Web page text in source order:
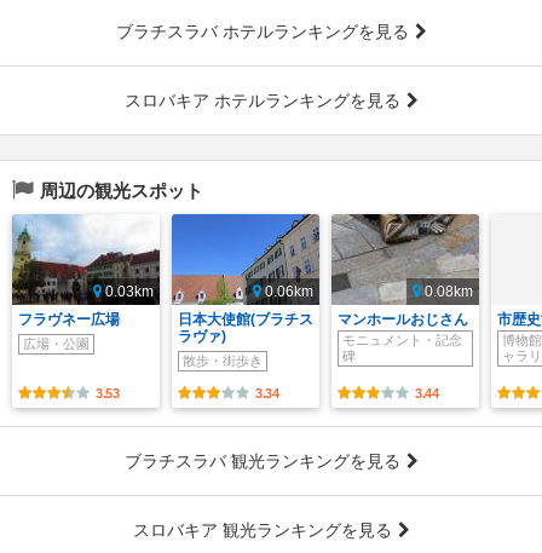
ブラチスラバ ホテルランキングを見る
スロバキア ホテルランキングを見る
周辺の観光スポット
0.03km
フラヴネー広場
広場・公園
3.53
0.06km
日本大使館(ブラチス
ラヴァ)
散歩・街歩き
3.34
0.08km
マンホールおじさん
モニュメント・記念
碑
3.44
市歴
博物
ャラ
ブラチスラバ 観光ランキングを見る
スロバキア 観光ランキングを見る